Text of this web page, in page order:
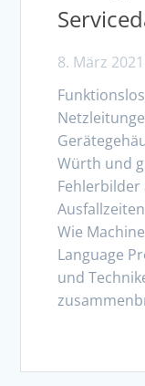
8. März 2021
Würth und
Wie
Language
und